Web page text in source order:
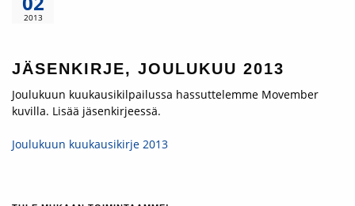
2013
JÄSENKIRJE, JOULUKUU 2013
Joulukuun kuukausikilpailussa hassuttelemme Movember
kuvilla. Lisää jäsenkirjeessä.
Joulukuun kuukausikirje 2013